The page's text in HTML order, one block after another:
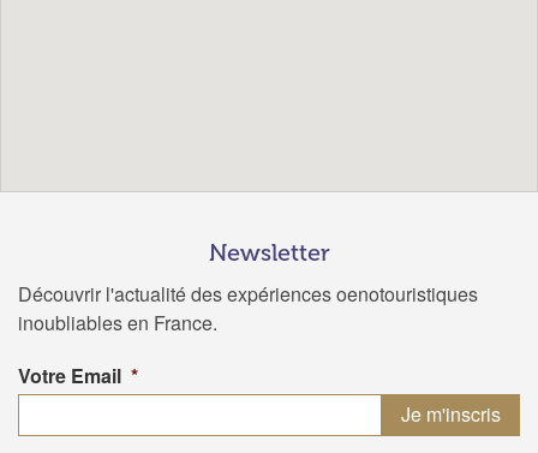
Newsletter
Découvrir l'actualité des expériences oenotouristiques
inoubliables en France.
Votre Email *